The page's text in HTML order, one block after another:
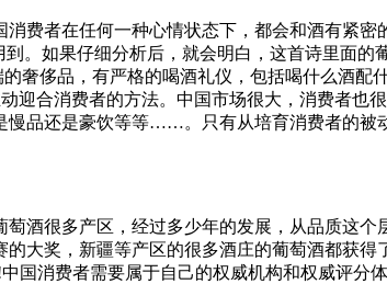
费者在任何一种心情状态下，都会和酒有紧密
。如果仔细分析后，就会明白，这首诗里面的
奢侈品，有严格的喝酒礼仪，包括喝什么酒配
迎合消费者的方法。中国市场很大，消费者也
慢品还是豪饮等等……。只有从培育消费者的被
酒很多产区，经过多少年的发展，从品质这个
大奖，新疆等产区的很多酒庄的葡萄酒都获得
国消费者需要属于自己的权威机构和权威评分